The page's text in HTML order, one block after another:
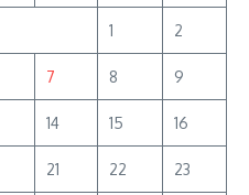
1 2
7 8 9
14 15 16
21 22 23